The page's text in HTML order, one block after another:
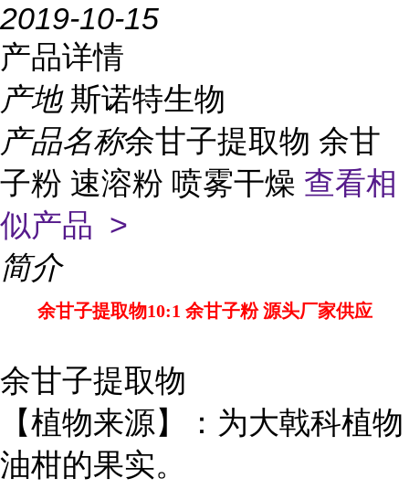
2019-10-15
产品详情
产地 斯诺特生物
产品名称余甘子提取物 余甘
子粉 速溶粉 喷雾干燥 查看相
似产品 >
简介
余甘子提取物10:1 余甘子粉 源头厂家供应
余甘子提取物
【植物来源】：为大戟科植物
油柑的果实。